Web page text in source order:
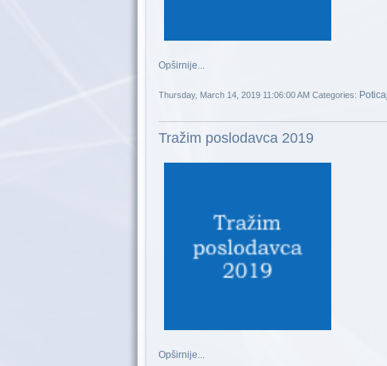
Opširnije...
Thursday, March 14, 2019 11:06:00 AM Categories:
Tražim poslodavca 2019
Opširnije...